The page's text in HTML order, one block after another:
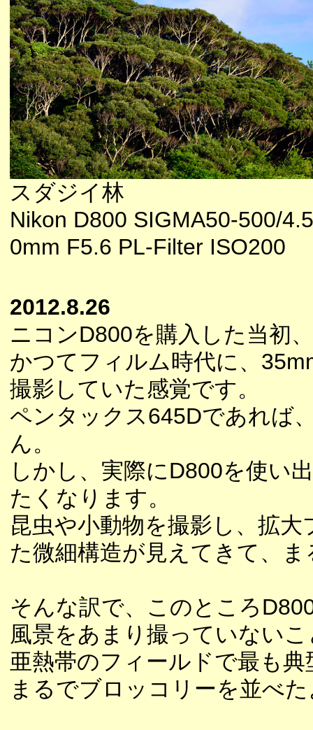
スダジイ林
Nikon D800 SIGMA50-500/
0mm F5.6 PL-Filter ISO200
2012.8.26
ニコンD800を購入した当初
かつてフィルム時代に、
撮影していた感覚です。
ペンタックス645Dであれば
ん。
しかし、実際にD800を使い
たくなります。
昆虫や小動物を撮影し、拡
た微細構造が見えてきて、
そんな訳で、このところ
風景をあまり撮っていない
亜熱帯のフィールドで最も
まるでブロッコリーを並べ